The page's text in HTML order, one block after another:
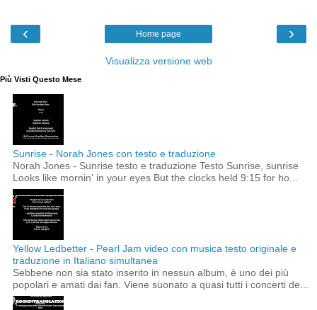
‹ ›
Home page
Visualizza versione web
Più Visti Questo Mese
Sunrise - Norah Jones con testo e traduzione
Norah Jones - Sunrise testo e traduzione Testo Sunrise, sunrise
Looks like mornin' in your eyes But the clocks held 9:15 for ho...
Yellow Ledbetter - Pearl Jam video con musica testo originale e
traduzione in Italiano simultanea
Sebbene non sia stato inserito in nessun album, è uno dei più
popolari e amati dai fan. Viene suonato a quasi tutti i concerti de...